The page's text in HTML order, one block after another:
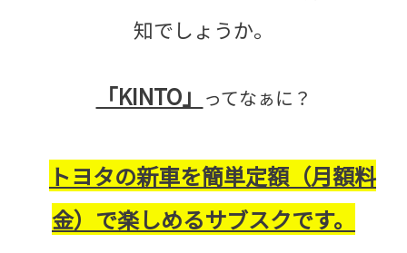
知でしょうか。
「KINTO」 ってなぁに？
トヨタの新車を簡単定額（月額料
金）で楽しめるサブスクです。